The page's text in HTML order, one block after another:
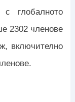
глобалното
2302 членове
включително